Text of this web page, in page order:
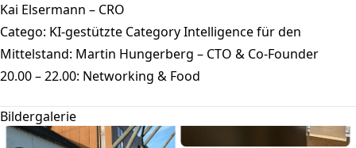
Kai Elsermann – CRO
Catego: KI-gestützte Category Intelligence für den
Mittelstand: Martin Hungerberg – CTO & Co-Founder
20.00 – 22.00: Networking & Food
Bildergalerie